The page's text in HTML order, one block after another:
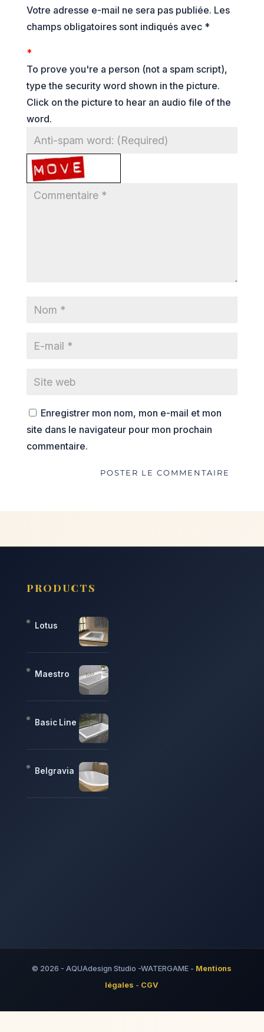
Votre adresse e-mail ne sera pas publiée. Les
champs obligatoires sont indiqués avec *
*
To prove you're a person (not a spam script),
type the security word shown in the picture.
Click on the picture to hear an audio file of the
word.
Enregistrer mon nom, mon e-mail et mon
site dans le navigateur pour mon prochain
commentaire.
PRODUCTS
Lotus
Maestro
Basic Line
Belgravia
© 2026 - AQUAdesign Studio -WATERGAME - Mentions
légales - CGV